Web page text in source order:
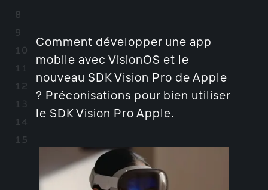
Comment développer une app
mobile avec VisionOS et le
nouveau SDK Vision Pro de Apple
? Préconisations pour bien utiliser
le SDK Vision Pro Apple.